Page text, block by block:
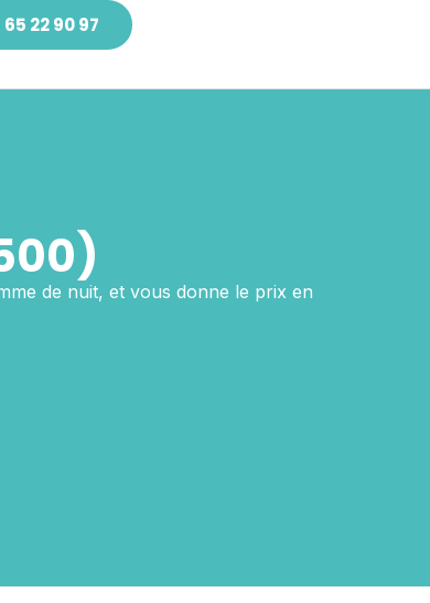
65 22 90 97
de nuit, et vous donne le prix en